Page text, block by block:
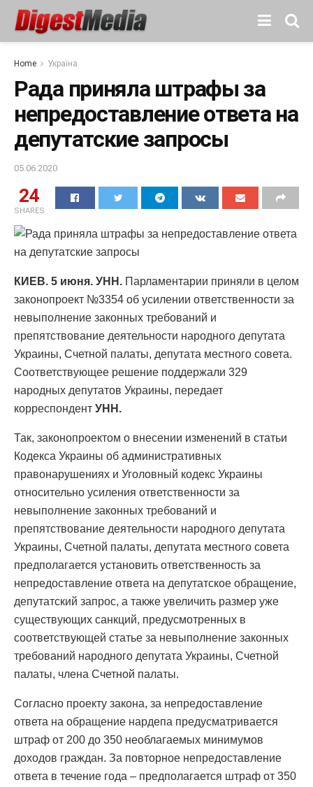
Home Україна
Рада приняла штрафы за
непредоставление ответа на
депутатские запросы
05.06.2020
24
SHARES
КИЕВ. 5 июня. УНН. Парламентарии приняли в целом
законопроект №3354 об усилении ответственности за
невыполнение законных требований и
препятствование деятельности народного депутата
Украины, Счетной палаты, депутата местного совета.
Соответствующее решение поддержали 329
народных депутатов Украины, передает
корреспондент УНН.
Так, законопроектом о внесении изменений в статьи
Кодекса Украины об административных
правонарушениях и Уголовный кодекс Украины
относительно усиления ответственности за
невыполнение законных требований и
препятствование деятельности народного депутата
Украины, Счетной палаты, депутата местного совета
предполагается установить ответственность за
непредоставление ответа на депутатское обращение,
депутатский запрос, а также увеличить размер уже
существующих санкций, предусмотренных в
соответствующей статье за невыполнение законных
требований народного депутата Украины, Счетной
палаты, члена Счетной палаты.
Согласно проекту закона, за непредоставление
ответа на обращение нардепа предусматривается
штраф от 200 до 350 необлагаемых минимумов
доходов граждан. За повторное непредоставление
ответа в течение года – предполагается штраф от 350